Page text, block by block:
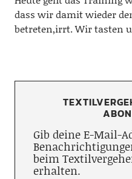
dass wir damit wieder
betreten,irrt. Wir tasten
Gib deine E-Mail-
beim
erhalten.